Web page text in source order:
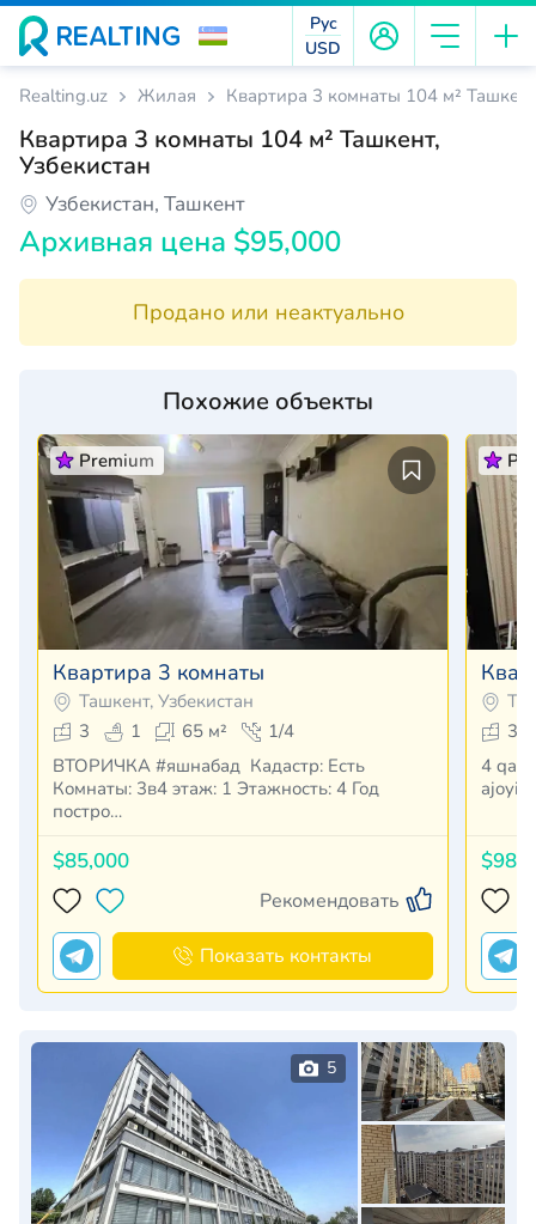
Рус
USD
Realting.uz Жилая Квартира 3 комнаты 104 м²
Квартира 3 комнаты 104 м² Ташкент,
Узбекистан
Узбекистан, Ташкент
Архивная цена $95,000
Продано или неактуально
Похожие объекты
Premium
Квартира 3 комнаты
Ташкент, Узбекистан
3
1 65 м²
1/4
ВТОРИЧКА #яшнабад Кадастр: Есть
Комнаты: 3в4 этаж: 1 Этажность: 4 Год
постро…
$85,000
Рекомендовать
Показать контакты
3
4 qavatli uyning 1 qavatida joylashgan 3 xonali
5